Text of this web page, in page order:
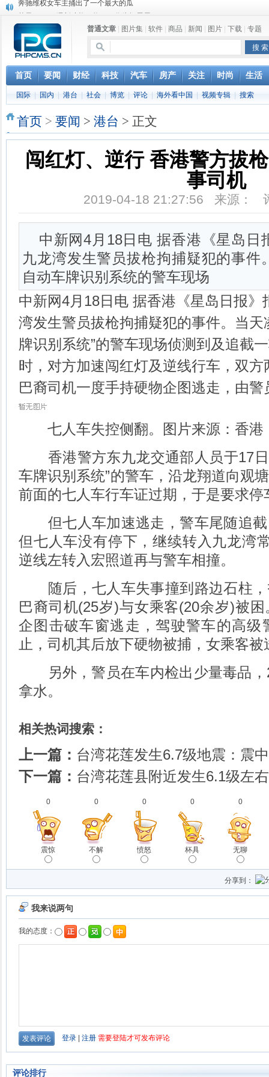
苹果MacOS曝新功能：将iPad作为拓展屏
苹果与高通和解 英特尔失去重要移动客户
小米高管：虽然高通与苹果和解，但5G iPhone最快明年下半年发布
iOS 13加入黑暗模式 多功能加持6月份见
高通与苹果达成和解，双方达成6年许可协议
巴黎圣母院大火肆虐，人类文明的一场浩劫
普通文章 图片集 软件 商品 新闻 图片 下载 专题
首页 要闻 财经 科技 汽车 房产 关注 时尚 生活
国际 国内 港台 社会 博览 评论 海外看中国 视频专辑 搜索
首页 > 要闻 > 港台 > 正文
闯红灯、逆行 香港警方拔
事司机
2019-04-18 21:27:56 来源：
中新网4月18日电 据香港《星岛日
九龙湾发生警员拔枪拘捕疑犯的事件
自动车牌识别系统的警车现场
中新网4月18日电 据香港《星岛日报》
湾发生警员拔枪拘捕疑犯的事件。当天
牌识别系统”的警车现场侦测到及追截
时，对方加速闯红灯及逆线行车，双
巴裔司机一度手持硬物企图逃走，由
七人车失控侧翻。图片来源：香港
香港警方东九龙交通部人员于17日
车牌识别系统”的警车，沿龙翔道向观
前面的七人车行车证过期，于是要求停
但七人车加速逃走，警车尾随追截
但七人车没有停下，继续转入九龙湾
逆线左转入宏照道再与警车相撞。
随后，七人车失事撞到路边石柱，
巴裔司机(25岁)与女乘客(20余岁)被
企图击破车窗逃走，驾驶警车的高级
止，司机其后放下硬物被捕，女乘客被
另外，警员在车内检出少量毒品，
拿水。
相关热词搜索：
上一篇： 台湾花莲发生6.7级地震：震
下一篇： 台湾花莲县附近发生6.1级左
0
震惊
0
不解
0
愤怒
0
杯具
0
无聊
分享到：
评论排行